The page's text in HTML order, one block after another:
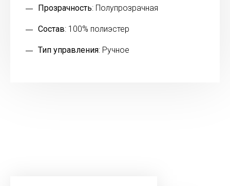
Прозрачность: Полупрозрачная
Состав: 100% полиэстер
Тип управления: Ручное